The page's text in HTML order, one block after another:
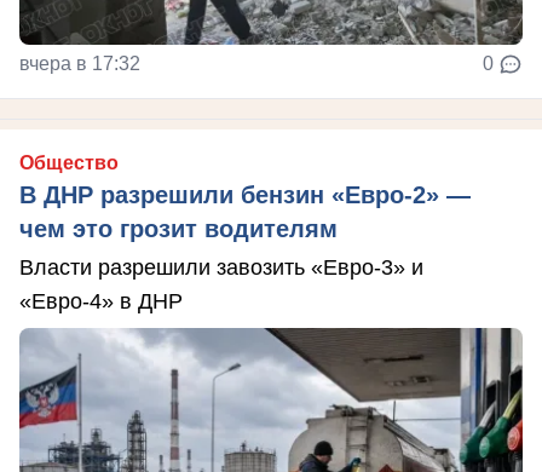
вчера в 17:32 0
Общество
В ДНР разрешили бензин «Евро-2» —
чем это грозит водителям
Власти разрешили завозить «Евро-3» и
«Евро-4» в ДНР